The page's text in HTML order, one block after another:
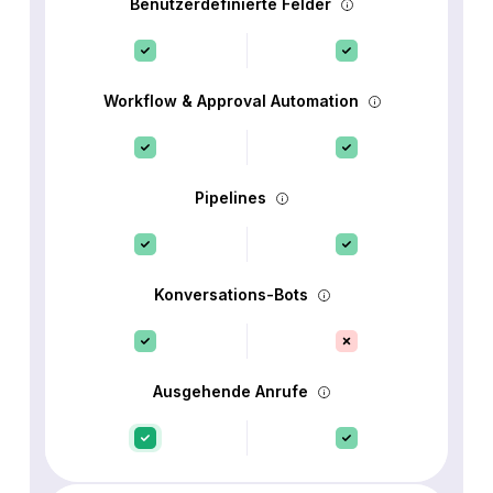
Benutzerdefinierte Felder
Workflow & Approval Automation
Pipelines
Konversations-Bots
Ausgehende Anrufe